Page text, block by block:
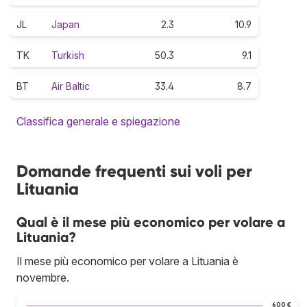
JL Japan 2.3 10.9
TK Turkish 50.3 9.1
BT Air Baltic 33.4 8.7
Classifica generale e spiegazione
Domande frequenti sui voli per
Lituania
Qual è il mese più economico per volare a
Lituania?
Il mese più economico per volare a Lituania è
novembre.
600 €